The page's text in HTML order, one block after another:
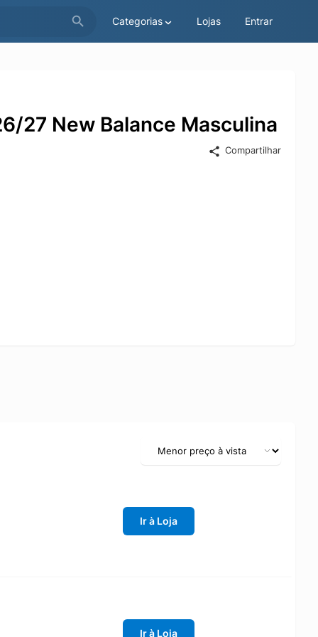
Categorias Lojas Entrar
27 New Balance Masculina
Compartilhar
Ir à Loja
Ir à Loja